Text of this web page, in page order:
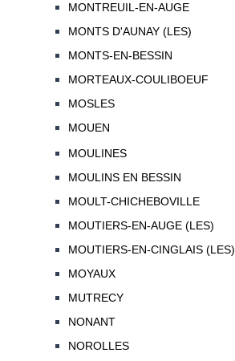
MONTREUIL-EN-AUGE
MONTS D'AUNAY (LES)
MONTS-EN-BESSIN
MORTEAUX-COULIBOEUF
MOSLES
MOUEN
MOULINES
MOULINS EN BESSIN
MOULT-CHICHEBOVILLE
MOUTIERS-EN-AUGE (LES)
MOUTIERS-EN-CINGLAIS (LES)
MOYAUX
MUTRECY
NONANT
NOROLLES